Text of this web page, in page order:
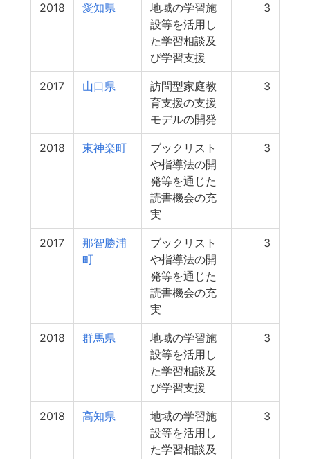
2018 愛知県
地域の学習施
設等を活用し
た学習相談及
び学習支援
3
2017 山口県
訪問型家庭教
育支援の支援
モデルの開発
3
2018 東神楽町
ブックリスト
や指導法の開
発等を通じた
読書機会の充
実
3
2017
那智勝浦
町
ブックリスト
や指導法の開
発等を通じた
読書機会の充
実
3
2018 群馬県
地域の学習施
設等を活用し
た学習相談及
び学習支援
3
2018 高知県
地域の学習施
設等を活用し
た学習相談及
3